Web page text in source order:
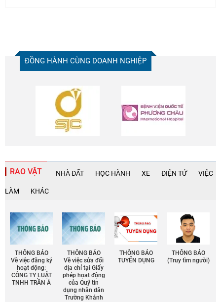
ĐỒNG HÀNH CÙNG DOANH NGHIỆP
RAO VẶT NHÀ ĐẤT HỌC HÀNH XE ĐIỆN TỬ VIỆC
LÀM KHÁC
THÔNG BÁO
Về việc đăng ký
hoạt động:
CÔNG TY LUẬT
TNHH TRẦN Á
THÔNG BÁO
Về việc sửa đổi
địa chỉ tại Giấy
phép họat động
của Quỹ tín
dụng nhân dân
Trường Khánh
THÔNG BÁO
TUYỂN DỤNG
THÔNG BÁO
(Truy tìm người)